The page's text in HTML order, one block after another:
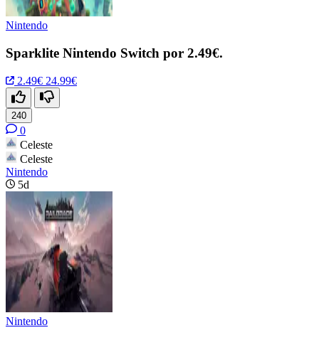
Nintendo
Sparklite Nintendo Switch por 2.49€.
2.49€ 24.99€
240
0
Celeste
Celeste
Nintendo
5d
Nintendo